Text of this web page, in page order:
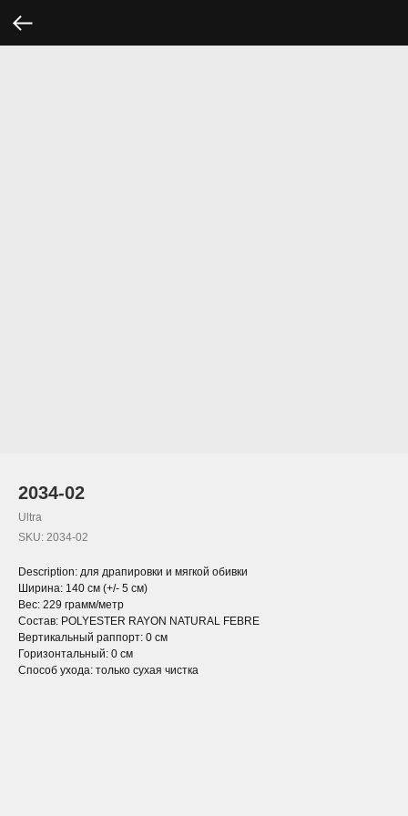
2034-02
Ultra
SKU: 2034-02
Description: для драпировки и мягкой обивки
Ширина: 140 см (+/- 5 см)
Вес: 229 грамм/метр
Состав: POLYESTER RAYON NATURAL FEBRE
Вертикальный раппорт: 0 см
Горизонтальный: 0 см
Способ ухода: только сухая чистка